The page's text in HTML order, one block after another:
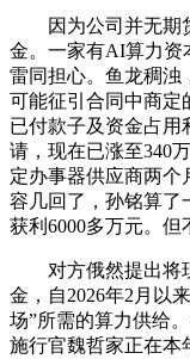
因为公司并无期货
金。一家有AI算力资
雷同担心。鱼龙稠浊
可能征引合同中商定
已付款子及资金占用
请，现在已涨至340
定办事器供应商两个
容几回了，孙铭算了
获利6000多万元。但
对方俄然提出将现
金，自2026年2月以
场”所需的算力供给
施行官魏哲家正在本